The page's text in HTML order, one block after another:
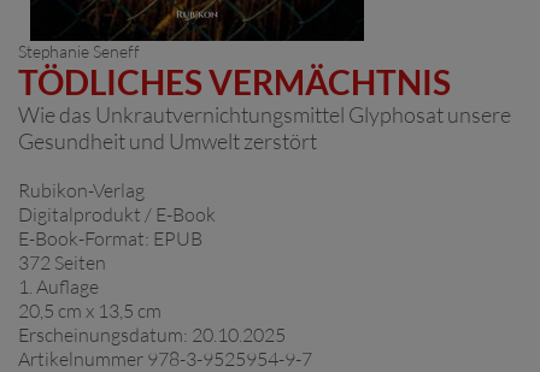
Stephanie Seneff
TÖDLICHES VERMÄCHTNIS
Wie das Unkrautvernichtungsmittel Glyphosat unsere
Gesundheit und Umwelt zerstört
Rubikon-Verlag
Digitalprodukt / E-Book
E-Book-Format: EPUB
372 Seiten
1. Auflage
20,5 cm x 13,5 cm
Erscheinungsdatum: 20.10.2025
Artikelnummer 978-3-9525954-9-7